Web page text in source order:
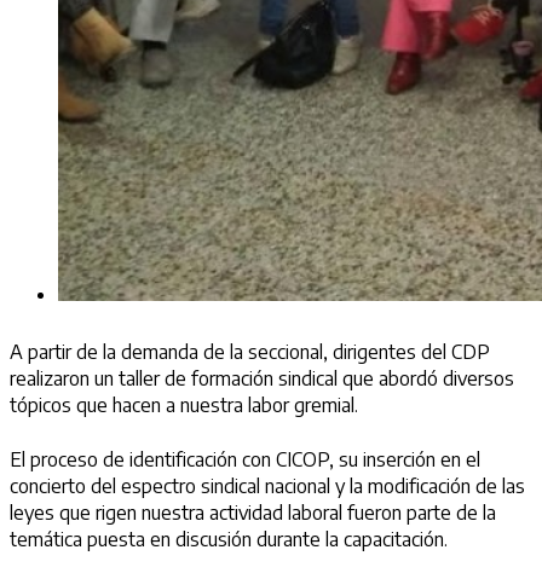
A partir de la demanda de la seccional, dirigentes del CDP
realizaron un taller de formación sindical que abordó diversos
tópicos que hacen a nuestra labor gremial.
El proceso de identificación con CICOP, su inserción en el
concierto del espectro sindical nacional y la modificación de las
leyes que rigen nuestra actividad laboral fueron parte de la
temática puesta en discusión durante la capacitación.